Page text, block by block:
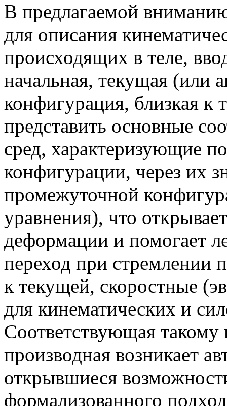
В предлагаемой
для описания
происходящих в теле,
начальная, текущая (или
конфигурация, близкая к
представить основные
сред, характеризующие
конфигурации, через их
промежуточной
уравнения), что
деформации и помогает
переход при стремлении
к текущей, скоростные
для кинематических и
Соответствующая такому
производная возникает
открывшиеся
формализованного